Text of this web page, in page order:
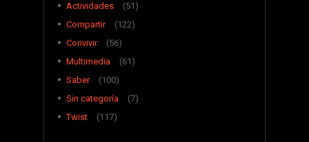
Actividades
(51)
Compartir
(122)
Convivir
(56)
Multimedia
(61)
Saber
(100)
Sin categoría
(7)
Twist
(117)